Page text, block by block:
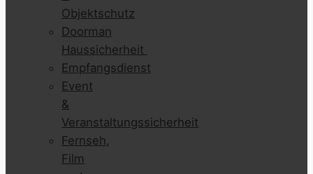
Objektschutz
Doorman
Haussicherheit
Empfangsdienst
Event
&
Veranstaltungssicherheit
Fernseh,
Film